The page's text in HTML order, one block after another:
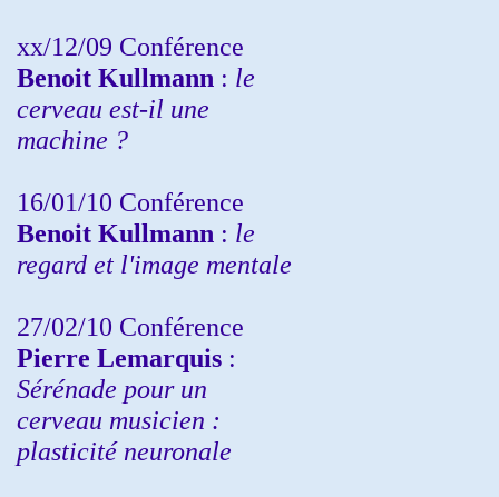
xx/12/09 Conférence
Benoit Kullmann : le
cerveau est-il une
machine ?
16/01/10 Conférence
Benoit Kullmann : le
regard et l'image mentale
27/02/10 Conférence
Pierre Lemarquis :
Sérénade pour un
cerveau musicien :
plasticité neuronale